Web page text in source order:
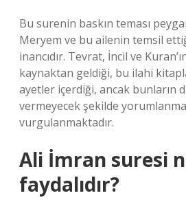
Bu surenin baskın teması
Meryem ve bu ailenin temsil
inancıdır. Tevrat, İncil ve
kaynaktan geldiği, bu ilahi
ayetler içerdiği, ancak bunların
vermeyecek şekilde
vurgulanmaktadır.
Ali İmran suresi
faydalıdır?